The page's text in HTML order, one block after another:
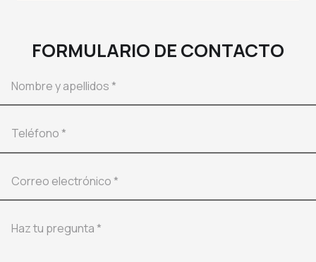
FORMULARIO DE CONTACTO